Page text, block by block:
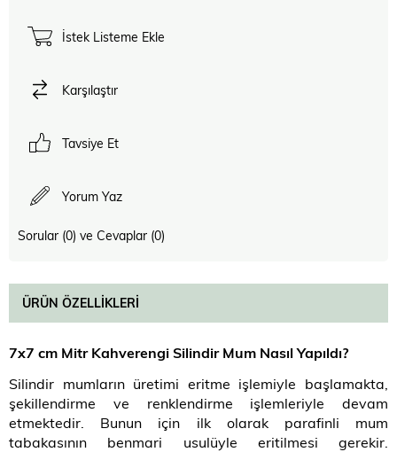
İstek Listeme Ekle
Karşılaştır
Tavsiye Et
Yorum Yaz
Sorular (0) ve Cevaplar (0)
ÜRÜN ÖZELLIKLERI
7x7 cm Mitr Kahverengi Silindir Mum Nasıl Yapıldı?
Silindir mumların üretimi eritme işlemiyle başlamakta,
şekillendirme ve renklendirme işlemleriyle devam
etmektedir. Bunun için ilk olarak parafinli mum
tabakasının benmari usulüyle eritilmesi gerekir.